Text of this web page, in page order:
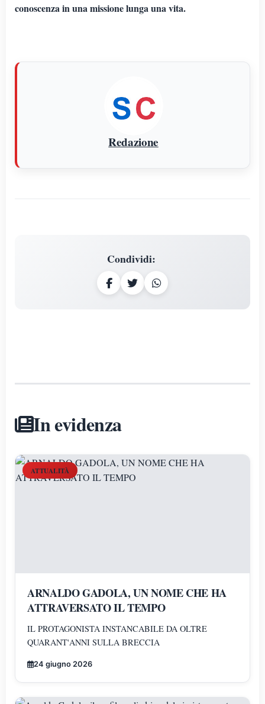
conoscenza in una missione lunga una vita.
Redazione
Condividi:
In evidenza
ATTUALITÀ
ARNALDO GADOLA, UN NOME CHE HA
ATTRAVERSATO IL TEMPO
IL PROTAGONISTA INSTANCABILE DA OLTRE
QUARANT'ANNI SULLA BRECCIA
24 giugno 2026